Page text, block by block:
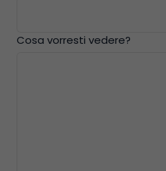
Cosa vorresti vedere?